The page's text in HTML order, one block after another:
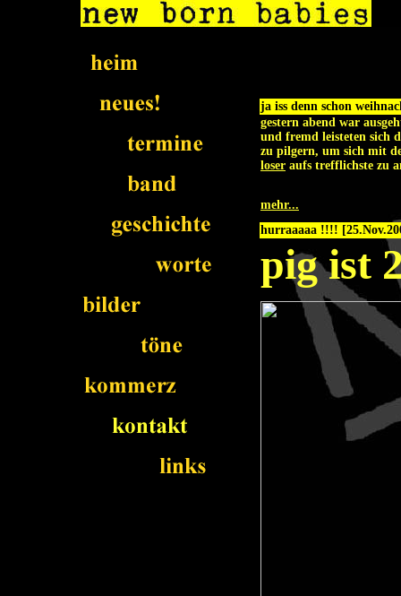
ja iss denn schon
gestern abend war
und fremd leisteten sich
zu pilgern, um sich mit
loser aufs trefflichste zu
mehr...
hurraaaaa !!!!
pig ist